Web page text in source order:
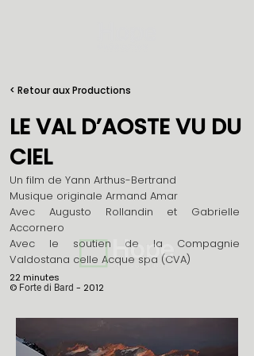
< Retour aux Productions
LE VAL D’AOSTE VU DU
CIEL
Un film de Yann Arthus-Bertrand
Musique originale Armand Amar
Avec Augusto Rollandin et Gabrielle
Accornero
Avec le soutien de la Compagnie
Valdostana celle Acque spa (CVA)
22 minutes
© Forte di Bard - 2012